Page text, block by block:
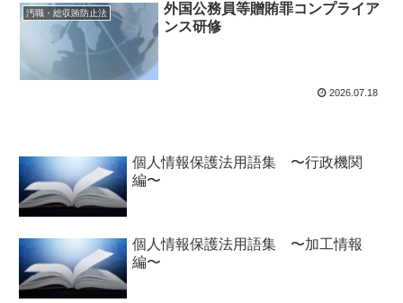
汚職・総収賄防止法
外国公務員等贈賄罪コンプライア
ンス研修
2026.07.18
個人情報保護法用語集 〜行政機関
編〜
個人情報保護法用語集 〜加工情報
編〜